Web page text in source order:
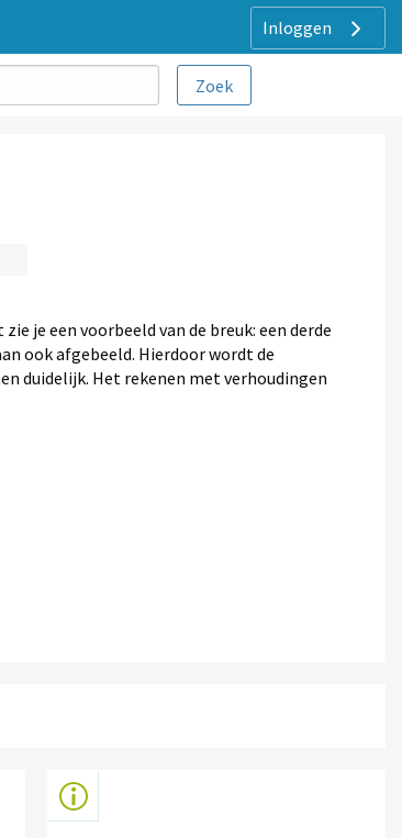
Inloggen
je een voorbeeld van de breuk: een derde
ook afgebeeld. Hierdoor wordt de
duidelijk. Het rekenen met verhoudingen